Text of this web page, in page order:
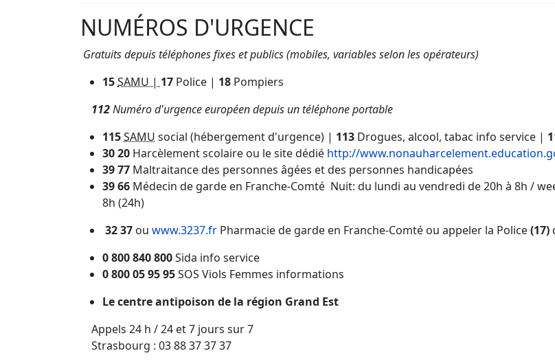
NUMÉROS D'URGENCE
Gratuits depuis téléphones fixes et publics (mobiles, variables selon les opérateurs)
15SAMU | 17 Police | 18 Pompiers
112Numéro d'urgence européen depuis un téléphone portable
115SAMU social (hébergement d'urgence) | 113 Drogues, alcool, tabac info service |
30 20 Harcèlement scolaire ou le site dédié http://
39 77 Maltraitance des personnes âgées et des personnes handicapées
39 66 Médecin de garde en Franche-Comté Nuit: du lundi au vendredi de 20h à 8h /
8h (24h)
32 37 ou www.3237.fr Pharmacie de garde en Franche-Comté ou appeler la Police(17)
0 800 840 800Sida info service
0 800 05 95 95SOS Viols Femmes informations
Le centre antipoison de la région Grand Est
Appels 24 h / 24 et 7 jours sur 7
Strasbourg : 03 88 37 37 37